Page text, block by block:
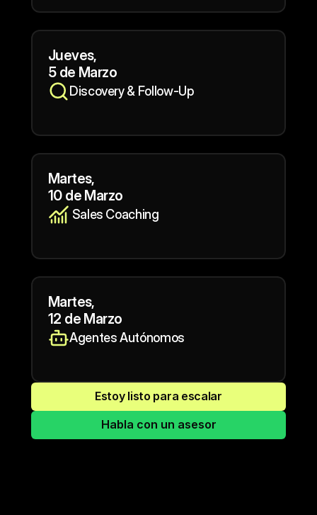
Jueves,
5 de Marzo
Discovery & Follow-Up
Martes,
10 de Marzo
Sales Coaching
Martes,
12 de Marzo
Agentes Autónomos
Estoy listo para escalar
Habla con un asesor